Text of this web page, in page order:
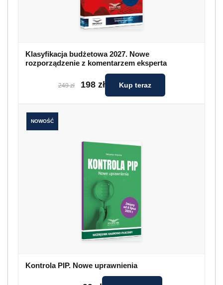
Klasyfikacja budżetowa 2027. Nowe
rozporządzenie z komentarzem eksperta
249 zł 198 zł Kup teraz
NOWOŚĆ
Kontrola PIP. Nowe uprawnienia